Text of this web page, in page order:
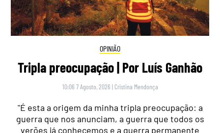
OPINIÃO
Tripla preocupação | Por Luís Ganhão
10:06 7 Agosto, 2026 | Cristina Mendonça
"É esta a origem da minha tripla preocupação: a
guerra que nos anunciam, a guerra que todos os
verões já conhecemos e a guerra permanente